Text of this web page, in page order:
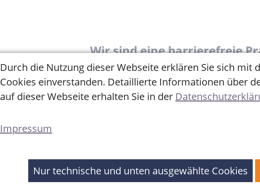
Wir sind eine barrierefreie
Durch die Nutzung dieser Webseite erklären Sie sich mit
Cookies einverstanden. Detaillierte Informationen über
auf dieser Webseite erhalten Sie in der
Impressum
Nur technische und unten ausgewählte Cookies